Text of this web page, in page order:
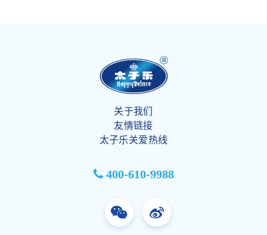
关于我们
友情链接
太子乐关爱热线
400-610-9988